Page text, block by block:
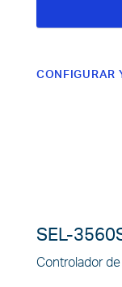
CONFIGURAR
SEL-
Controlador